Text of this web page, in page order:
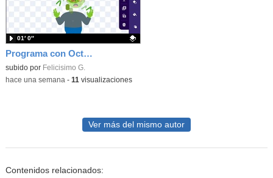
Programa con OctoStudio, un juego homenajeando al House of the dead con Zombies
Contenido educativo.
subido por Felicisimo G.
01′ 0″
-hace una semana - 11 visualizaciones
Ver más del mismo autor
Contenidos relacionados: